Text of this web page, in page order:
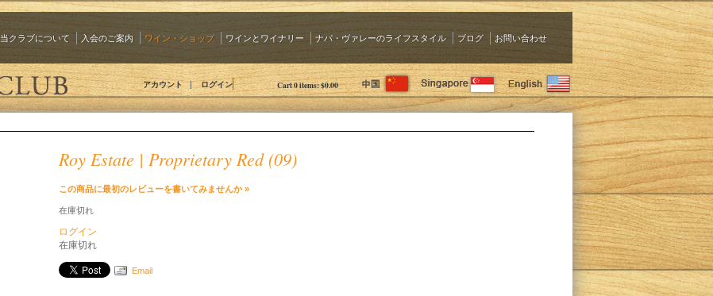
当クラブについて 入会のご案内 ワイン・ショップ ワインとワイナリー ナパ・ヴァレーのライフスタイル ブログ お問い合わせ
Cart0items:$0.00
アカウント ログイン
The 90 Plus Wine Club Jp
Roy Estate | Proprietary Red (09)
この商品に最初のレビューを書いてみませんか »
在庫切れ
ログイン
在庫切れ
Email